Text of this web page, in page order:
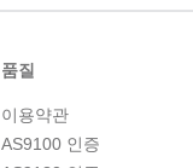
품질
이용약관
AS9100 인증